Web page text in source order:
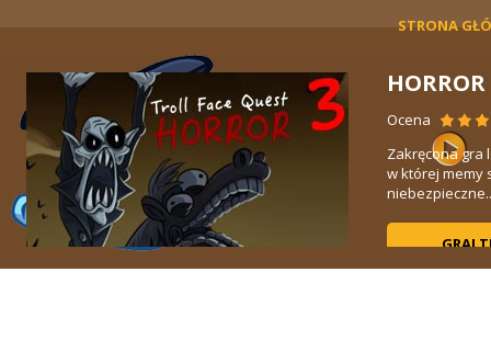
STRONA
HORROR
Ocena
Zakręcona gra
w której memy
GRAJ